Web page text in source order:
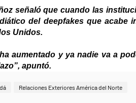
señaló que cuando las
del deepfakes que acabe
Unidos.
aumentado y ya nadie va a
apuntó.
Relaciones Exteriores América del Norte